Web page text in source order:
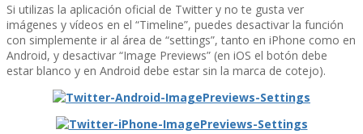
Si utilizas la aplicación oficial de Twitter y no te gusta ver
imágenes y ví­deos en el “Timeline”, puedes desactivar la función
con simplemente ir al área de “settings”, tanto en iPhone como en
Android, y desactivar “Image Previews” (en iOS el botón debe
estar blanco y en Android debe estar sin la marca de cotejo).